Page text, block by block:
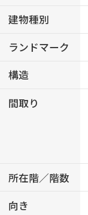
建物種別
ランドマーク
構造
間取り
所在階／階数
向き